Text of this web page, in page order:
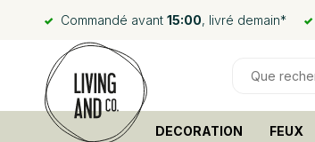
Commandé avant 15:00, livré demain*
DECORATION FEUX